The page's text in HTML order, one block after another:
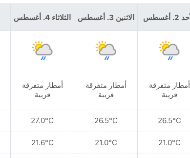
أغسطس
أمطار متفرقة
قريبة
26.5°C
21.0°C
الاثنين 3. أغسطس
أمطار متفرقة
قريبة
26.5°C
21.0°C
الثلاثاء 4. أغسطس
أمطار متفرقة
قريبة
27.0°C
21.6°C